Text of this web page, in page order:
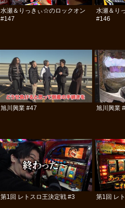
水瀬＆りっきぃ☆のロックオン
#147
水瀬＆り
#146
旭川興業 #47 旭川興業
第1回 レトスロ王決定戦 #3 第1回 レ